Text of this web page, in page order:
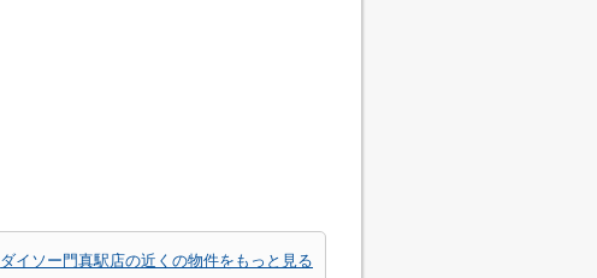
ダイソー門真駅店の近くの物件をもっと見る